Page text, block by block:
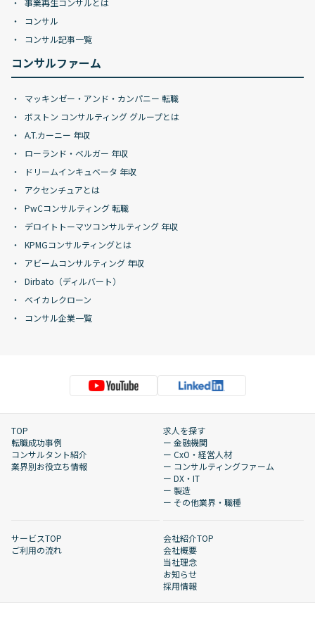
事業再生コンサルとは
コンサル
コンサル記事一覧
コンサルファーム
マッキンゼー・アンド・カンパニー 転職
ボストン コンサルティング グループとは
A.T.カーニー 年収
ローランド・ベルガー 年収
ドリームインキュベータ 年収
アクセンチュアとは
PwCコンサルティング 転職
デロイトトーマツコンサルティング 年収
KPMGコンサルティングとは
アビームコンサルティング 年収
Dirbato（ディルバート）
ベイカレクローン
コンサル企業一覧
TOP
転職成功事例
コンサルタント紹介
業界別お役立ち情報
求人を探す
ー 金融機関
ー CxO・経営人材
ー コンサルティングファーム
ー DX・IT
ー 製造
ー その他業界・職種
サービスTOP
ご利用の流れ
会社紹介TOP
会社概要
当社理念
お知らせ
採用情報